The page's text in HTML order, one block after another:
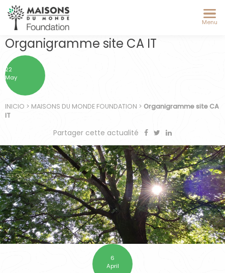
Menu
Organigramme site CA IT
22
May
INICIO > MAISONS DU MONDE FOUNDATION > Organigramme site CA
IT
Partager cette actualité
6
April